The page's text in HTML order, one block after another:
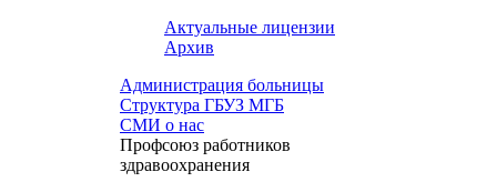
Актуальные лицензии
Архив
Администрация больницы
Структура ГБУЗ МГБ
СМИ о нас
Профсоюз работников
здравоохранения